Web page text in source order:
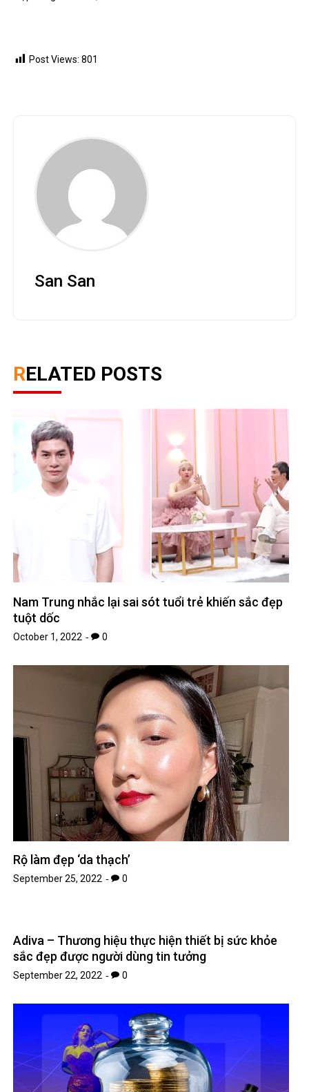
Post Views: 801
San San
RELATED POSTS
Nam Trung nhắc lại sai sót tuổi trẻ khiến sắc đẹp
tuột dốc
October 1, 2022 0
Rộ làm đẹp ‘da thạch’
September 25, 2022 0
Adiva – Thương hiệu thực hiện thiết bị sức khỏe
sắc đẹp được người dùng tin tưởng
September 22, 2022 0